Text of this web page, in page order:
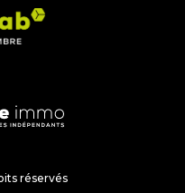
réservés